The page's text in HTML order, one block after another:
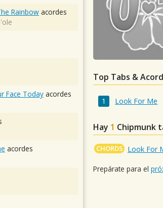
Top Tabs &
Look For Me
Hay 1 Chipmunk
CHORDS Look For
Prepárate para el
Rainbow acordes
Face Today acordes
acordes